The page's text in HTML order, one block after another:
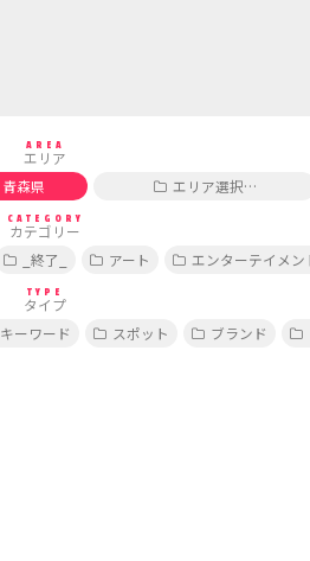
AREA
エリア
青森県 エリア選択…
CATEGORY
カテゴリー
_終了_ アート エンターテイメン
TYPE
タイプ
キーワード スポット ブランド